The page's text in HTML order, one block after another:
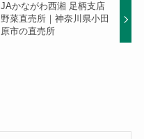
JAかながわ西湘 足柄支店
野菜直売所｜神奈川県小田
原市の直売所